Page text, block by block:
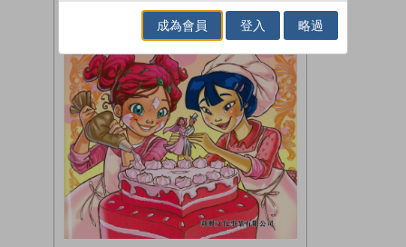
成為會員 登入 略過